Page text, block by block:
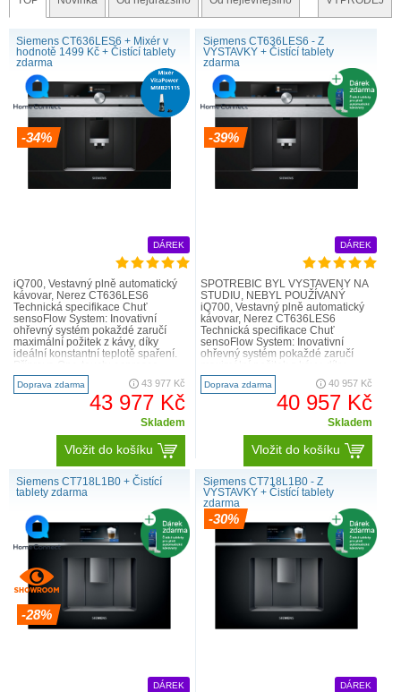
Siemens CT636LES6 + Mixér v
hodnotě 1499 Kč + Čistící tablety
zdarma
-34%
DÁREK
iQ700, Vestavný plně automatický
kávovar, Nerez CT636LES6
Technická specifikace Chuť
sensoFlow System: Inovativní
ohřevný systém pokaždé zaručí
maximální požitek z kávy, díky
ideální konstantní teplotě spaření.
caffe crema, capuccino a lat..
Doprava zdarma 43 977 Kč
43 977 Kč
Skladem
Vložit do košíku
Siemens CT636LES6 - Z
VÝSTAVKY + Čistící tablety
zdarma
-39%
DÁREK
SPOTŘEBIČ BYL VYSTAVENÝ NA
STUDIU, NEBYL POUŽÍVANÝ
iQ700, Vestavný plně automatický
kávovar, Nerez CT636LES6
Technická specifikace Chuť
sensoFlow System: Inovativní
ohřevný systém pokaždé zaručí
ideální konstantní teplotě spaření.
Př..
Doprava zdarma 40 957 Kč
40 957 Kč
Skladem
Vložit do košíku
Siemens CT718L1B0 + Čistící
tablety zdarma
-28%
DÁREK
Siemens CT718L1B0 - Z
VÝSTAVKY + Čistící tablety
zdarma
-30%
DÁREK